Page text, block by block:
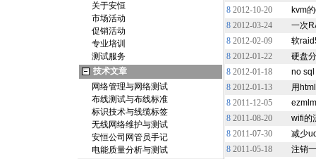
关于安恒
市场活动
促销活动
专业培训
测试服务
技术文章
网络管理与网络测试
布线测试与布线标准
标识技术与线缆标签
无线网络维护与测试
安恒公司网管员手记
电能质量分析与测试
8 2012-10-20
kvm
8 2012-03-24
一次
8 2012-02-09
软
8 2012-01-22
硬盘
8 2012-01-18
no sql
8 2012-01-13
用
8 2011-12-05
8 2011-08-20
wifi的
8 2011-07-30
减少
8 2011-05-18
注销